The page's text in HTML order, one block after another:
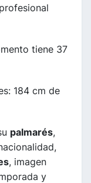
tiene 37
184 cm de
palmarés,
, imagen
y